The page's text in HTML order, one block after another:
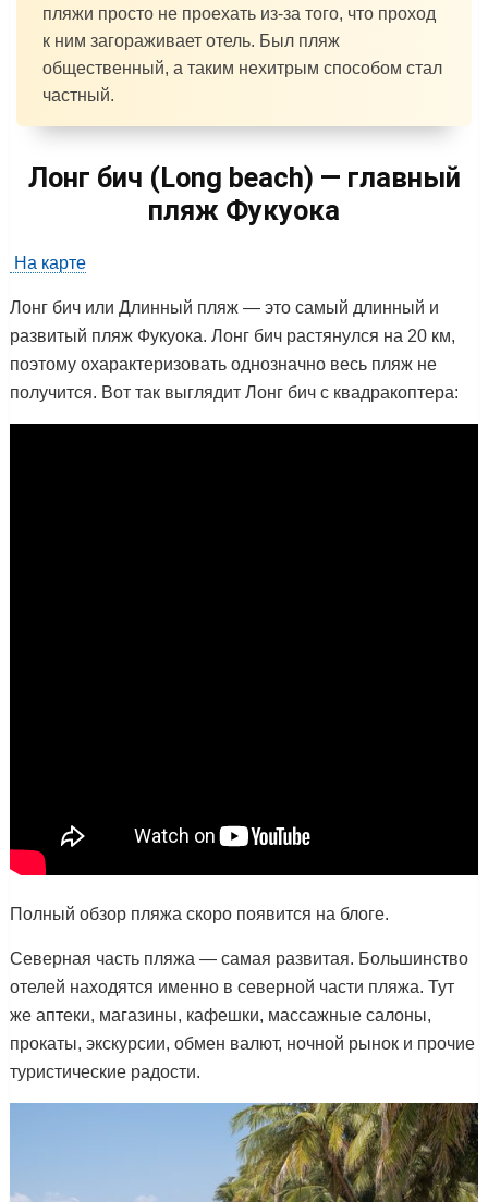
пляжи просто не проехать из-за того, что проход
к ним загораживает отель. Был пляж
общественный, а таким нехитрым способом стал
частный.
Лонг бич (Long beach) — главный
пляж Фукуока
На карте
Лонг бич или Длинный пляж — это самый длинный и
развитый пляж Фукуока. Лонг бич растянулся на 20 км,
поэтому охарактеризовать однозначно весь пляж не
получится. Вот так выглядит Лонг бич с квадракоптера:
Полный обзор пляжа скоро появится на блоге.
Северная часть пляжа — самая развитая. Большинство
отелей находятся именно в северной части пляжа. Тут
же аптеки, магазины, кафешки, массажные салоны,
прокаты, экскурсии, обмен валют, ночной рынок и прочие
туристические радости.